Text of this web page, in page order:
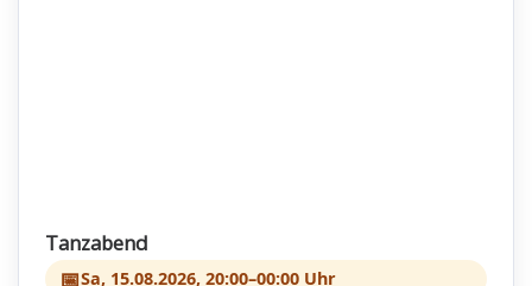
Tanzabend
📅Sa, 15.08.2026, 20:00–00:00 Uhr